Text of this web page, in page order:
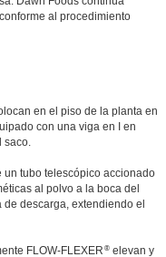
al procedimiento
en el piso de la planta en
con una viga en I en
saco.
tubo telescópico accionado
al polvo a la boca del
descarga, extendiendo el
FLOW-FLEXER ®elevan y